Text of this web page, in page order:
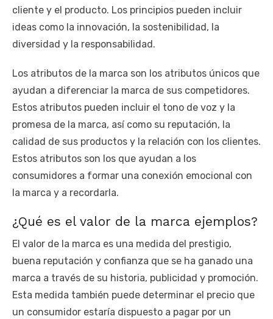
cliente y el producto. Los principios pueden incluir
ideas como la innovación, la sostenibilidad, la
diversidad y la responsabilidad.
Los atributos de la marca son los atributos únicos que
ayudan a diferenciar la marca de sus competidores.
Estos atributos pueden incluir el tono de voz y la
promesa de la marca, así como su reputación, la
calidad de sus productos y la relación con los clientes.
Estos atributos son los que ayudan a los
consumidores a formar una conexión emocional con
la marca y a recordarla.
¿Qué es el valor de la marca ejemplos?
El valor de la marca es una medida del prestigio,
buena reputación y confianza que se ha ganado una
marca a través de su historia, publicidad y promoción.
Esta medida también puede determinar el precio que
un consumidor estaría dispuesto a pagar por un